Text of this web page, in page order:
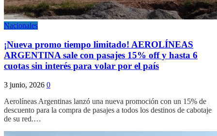
Nacionales
¡Nueva promo tiempo limitado! AEROLÍNEAS
ARGENTINA sale con pasajes 15% off y hasta 6
cuotas sin interés para volar por el país
3 junio, 2026 0
Aerolíneas Argentinas lanzó una nueva promoción con un 15% de
descuento para la compra de pasajes a todos los destinos de cabotaje
de su red.…